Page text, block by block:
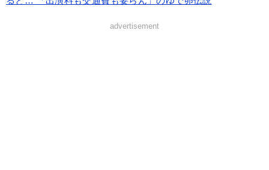
advertisement